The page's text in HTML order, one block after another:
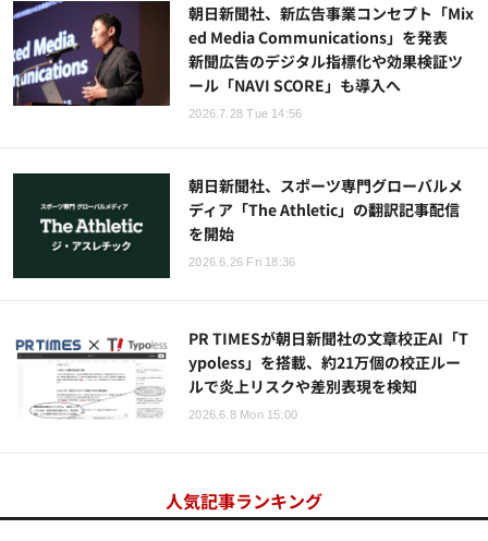
朝日新聞社、新広告事業コンセプト「Mix
ed Media Communications」を発表
新聞広告のデジタル指標化や効果検証ツ
ール「NAVI SCORE」も導入へ
2026.7.28 Tue 14:56
朝日新聞社、スポーツ専門グローバルメ
ディア「The Athletic」の翻訳記事配信
を開始
2026.6.26 Fri 18:36
PR TIMESが朝日新聞社の文章校正AI「T
ypoless」を搭載、約21万個の校正ルー
ルで炎上リスクや差別表現を検知
2026.6.8 Mon 15:00
人気記事ランキング